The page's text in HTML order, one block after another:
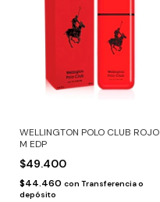
WELLINGTON POLO CLUB ROJO
M EDP
$49.400
$44.460 con Transferencia o
depósito